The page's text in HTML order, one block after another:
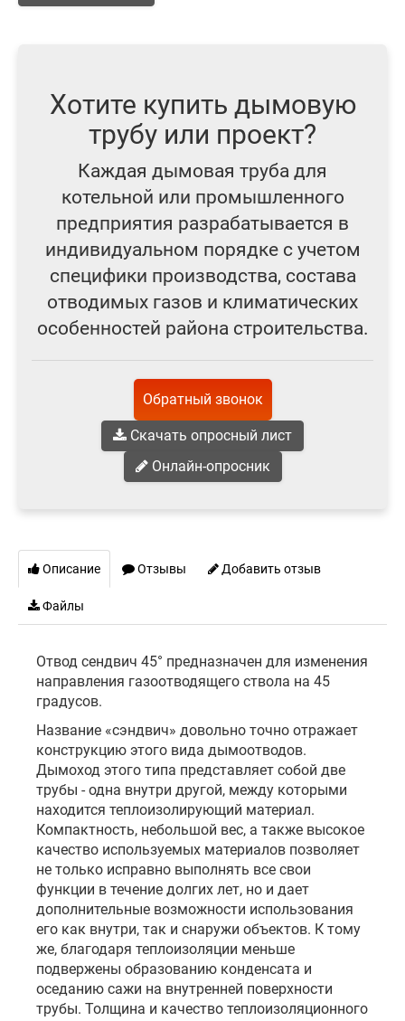
Хотите купить дымовую
трубу или проект?
Каждая дымовая труба для
котельной или промышленного
предприятия разрабатывается в
индивидуальном порядке с учетом
специфики производства, состава
отводимых газов и климатических
особенностей района строительства.
Обратный звонок
Скачать опросный лист
Онлайн-опросник
Описание Отзывы Добавить отзыв
Файлы
Отвод сендвич 45° предназначен для изменения
направления газоотводящего ствола на 45
градусов.
Название «сэндвич» довольно точно отражает
конструкцию этого вида дымоотводов.
Дымоход этого типа представляет собой две
трубы - одна внутри другой, между которыми
находится теплоизолирующий материал.
Компактность, небольшой вес, а также высокое
качество используемых материалов позволяет
не только исправно выполнять все свои
функции в течение долгих лет, но и дает
дополнительные возможности использования
его как внутри, так и снаружи объектов. К тому
же, благодаря теплоизоляции меньше
подвержены образованию конденсата и
оседанию сажи на внутренней поверхности
трубы. Толщина и качество теплоизоляционного